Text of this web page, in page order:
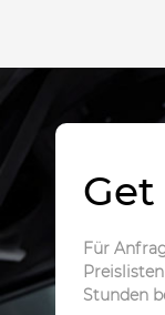
Get
Für
Stunden